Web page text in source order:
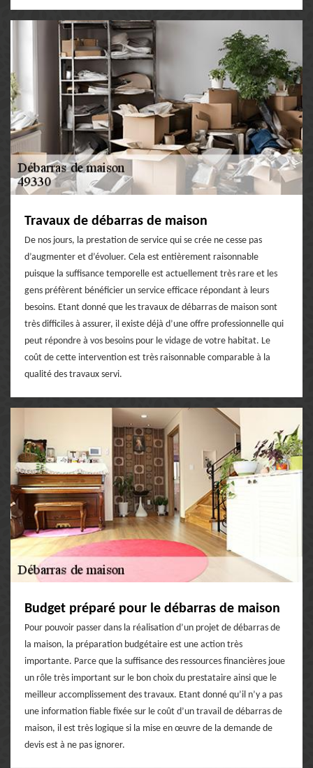
Travaux de débarras de maison
De nos jours, la prestation de service qui se crée ne cesse pas
d’augmenter et d’évoluer. Cela est entièrement raisonnable
puisque la suffisance temporelle est actuellement très rare et les
gens préfèrent bénéficier un service efficace répondant à leurs
besoins. Etant donné que les travaux de débarras de maison sont
très difficiles à assurer, il existe déjà d’une offre professionnelle qui
peut répondre à vos besoins pour le vidage de votre habitat. Le
coût de cette intervention est très raisonnable comparable à la
qualité des travaux servi.
Budget préparé pour le débarras de maison
Pour pouvoir passer dans la réalisation d’un projet de débarras de
la maison, la préparation budgétaire est une action très
importante. Parce que la suffisance des ressources financières joue
un rôle très important sur le bon choix du prestataire ainsi que le
meilleur accomplissement des travaux. Etant donné qu’il n’y a pas
une information fiable fixée sur le coût d’un travail de débarras de
maison, il est très logique si la mise en œuvre de la demande de
devis est à ne pas ignorer.